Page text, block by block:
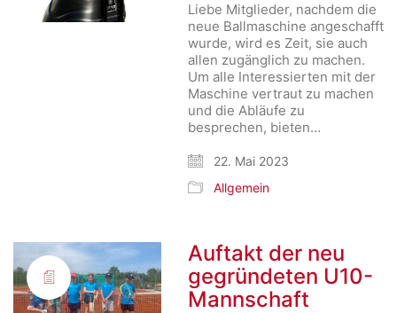
Liebe Mitglieder, nachdem die
neue Ballmaschine angeschafft
wurde, wird es Zeit, sie auch
allen zugänglich zu machen.
Um alle Interessierten mit der
Maschine vertraut zu machen
und die Abläufe zu
besprechen, bieten…
22. Mai 2023
Allgemein
Auftakt der neu
gegründeten U10-
Mannschaft